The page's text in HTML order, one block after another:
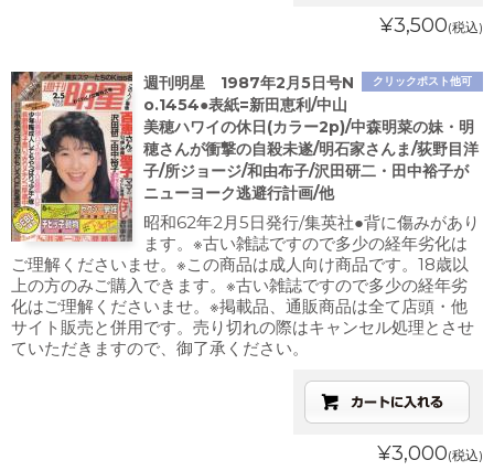
¥3,500(税込)
クリックポスト他可
週刊明星 1987年2月5日号N
o.1454●表紙=新田恵利/中山
美穂ハワイの休日(カラー2p)/中森明菜の妹・明
穂さんが衝撃の自殺未遂/明石家さんま/荻野目洋
子/所ジョージ/和由布子/沢田研二・田中裕子が
ニューヨーク逃避行計画/他
昭和62年2月5日発行/集英社●背に傷みがあり
ます。※古い雑誌ですので多少の経年劣化は
ご理解くださいませ。※この商品は成人向け商品です。18歳以
上の方のみご購入できます。※古い雑誌ですので多少の経年劣
化はご理解くださいませ。※掲載品、通販商品は全て店頭・他
サイト販売と併用です。売り切れの際はキャンセル処理とさせ
ていただきますので、御了承ください。
¥3,000(税込)